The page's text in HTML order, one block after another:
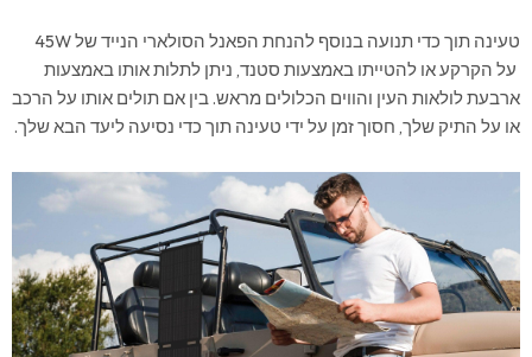
טעינה תוך כדי תנועה בנוסף להנחת הפאנל הסולארי הנייד של 45W
על הקרקע או להטייתו באמצעות סטנד, ניתן לתלות אותו באמצעות
ארבעת לולאות העין והווים הכלולים מראש. בין אם תולים אותו על הרכב
או על התיק שלך, חסוך זמן על ידי טעינה תוך כדי נסיעה ליעד הבא שלך.